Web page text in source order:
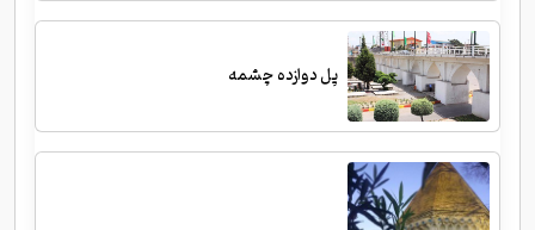
پل دوازده چشمه